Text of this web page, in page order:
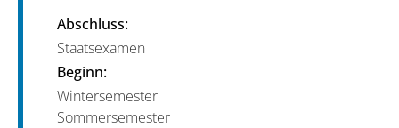
Abschluss:
Staatsexamen
Beginn:
Wintersemester
Sommersemester